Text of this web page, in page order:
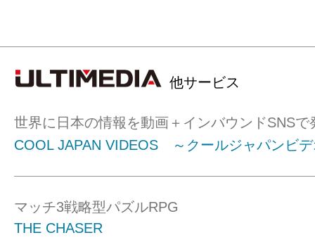
他サービス
世界に日本の情報を動画＋インバウンドSNSで
COOL JAPAN VIDEOS ～クールジャパンビ
マッチ3戦略型パズルRPG
THE CHASER